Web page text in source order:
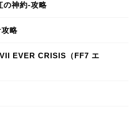
神約-攻略
略
EVER CRISIS（FF7 エ